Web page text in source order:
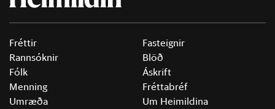
Fréttir
Rannsóknir
Fólk
Menning
Umræða
Fasteignir
Blöð
Áskrift
Fréttabréf
Um Heimildina